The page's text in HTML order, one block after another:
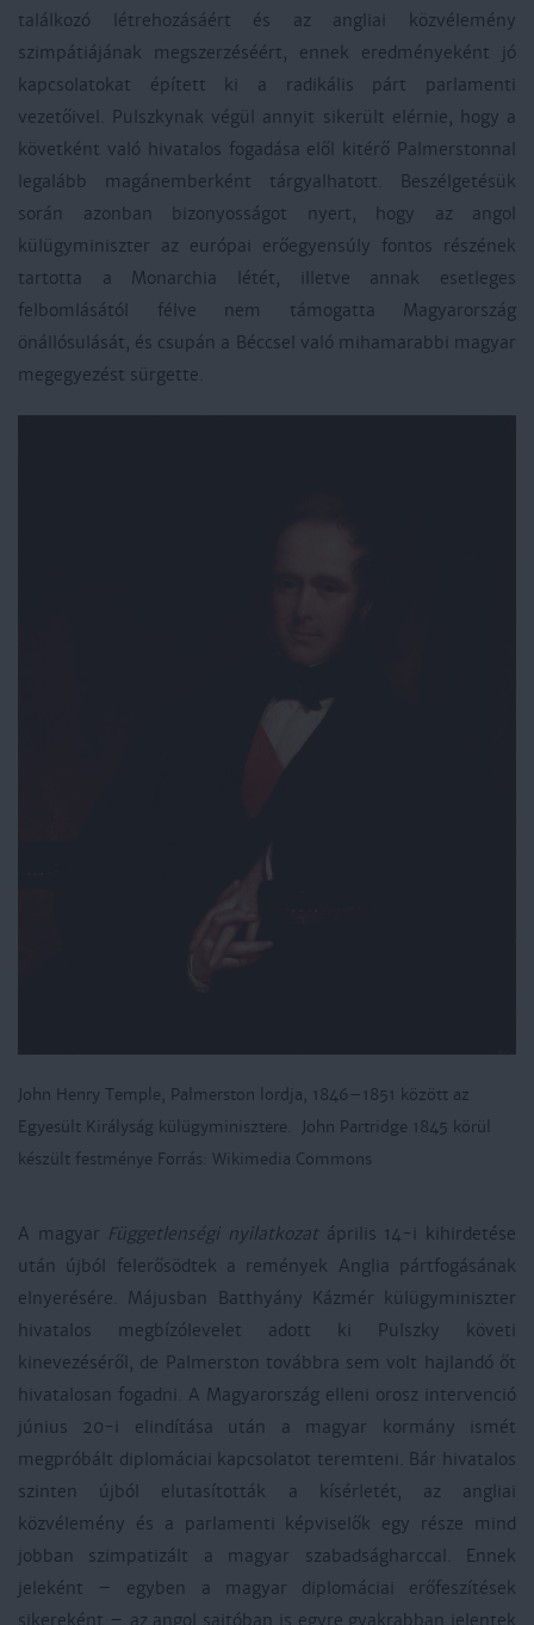
találkozó létrehozásáért és az angliai közvélemény
szimpátiájának megszerzéséért, ennek eredményeként jó
kapcsolatokat épített ki a radikális párt parlamenti
vezetőivel. Pulszkynak végül annyit sikerült elérnie, hogy a
követként való hivatalos fogadása elől kitérő Palmerstonnal
legalább magánemberként tárgyalhatott. Beszélgetésük
során azonban bizonyosságot nyert, hogy az angol
külügyminiszter az európai erőegyensúly fontos részének
tartotta a Monarchia létét, illetve annak esetleges
felbomlásától félve nem támogatta Magyarország
önállósulását, és csupán a Béccsel való mihamarabbi magyar
megegyezést sürgette.
John Henry Temple, Palmerston lordja, 1846–1851 között az
Egyesült Királyság külügyminisztere. John Partridge 1845 körül
készült festménye Forrás: Wikimedia Commons
A magyar Függetlenségi nyilatkozatáprilis 14-i kihirdetése
után újból felerősödtek a remények Anglia pártfogásának
elnyerésére. Májusban Batthyány Kázmér külügyminiszter
hivatalos megbízólevelet adott ki Pulszky követi
kinevezéséről, de Palmerston továbbra sem volt hajlandó őt
hivatalosan fogadni. A Magyarország elleni orosz intervenció
június 20-i elindítása után a magyar kormány ismét
megpróbált diplomáciai kapcsolatot teremteni. Bár hivatalos
szinten újból elutasították a kísérletét, az angliai
közvélemény és a parlamenti képviselők egy része mind
jobban szimpatizált a magyar szabadságharccal. Ennek
jeleként – egyben a magyar diplomáciai erőfeszítések
sikereként – az angol sajtóban is egyre gyakrabban jelentek